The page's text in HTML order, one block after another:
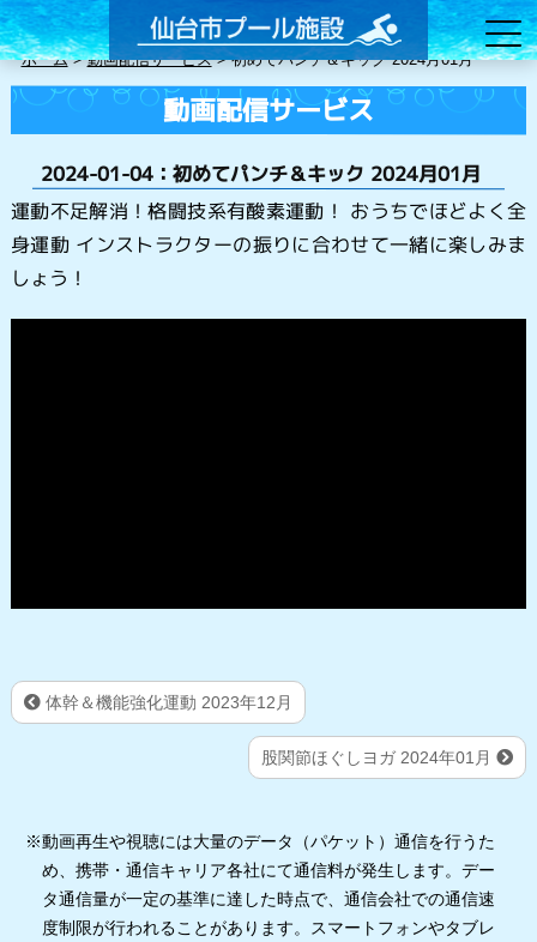
ホーム>動画配信サービス>初めてパンチ＆キック 2024月01月
動画配信サービス
2024-01-04：初めてパンチ＆キック 2024月01月
運動不足解消！格闘技系有酸素運動！ おうちでほどよく全
身運動 インストラクターの振りに合わせて一緒に楽しみま
しょう！
体幹＆機能強化運動 2023年12月
股関節ほぐしヨガ 2024年01月
※動画再生や視聴には大量のデータ（パケット）通信を行うた
め、携帯・通信キャリア各社にて通信料が発生します。デー
タ通信量が一定の基準に達した時点で、通信会社での通信速
度制限が行われることがあります。スマートフォンやタブレ